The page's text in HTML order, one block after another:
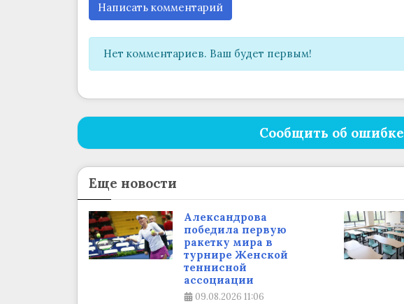
Написать комментарий
Нет комментариев. Ваш будет первым!
Сообщить об ошибке
Еще новости
Александрова
победила первую
ракетку мира в
турнире Женской
теннисной
ассоциации
09.08.2026 11:06